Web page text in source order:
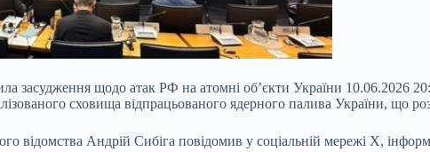
засудження щодо атак РФ на атомні об’єкти України 10.06.2026
сховища відпрацьованого ядерного палива України, що
відомства Андрій Сибіга повідомив у соціальній мережі X,